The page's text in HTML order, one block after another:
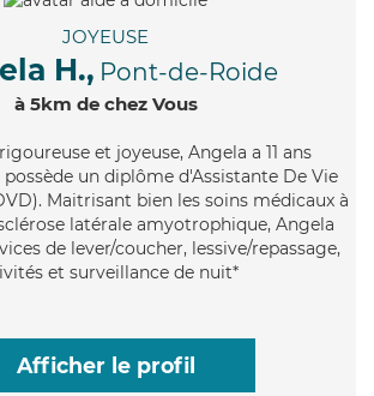
JOYEUSE
H., Pont-de-Roide
à 5km de chez Vous
et joyeuse, Angela a 11 ans
un diplôme d'Assistante De Vie
Maitrisant bien les soins médicaux à
latérale amyotrophique, Angela
de lever/coucher, lessive/repassage,
et surveillance de nuit*
Afficher le profil